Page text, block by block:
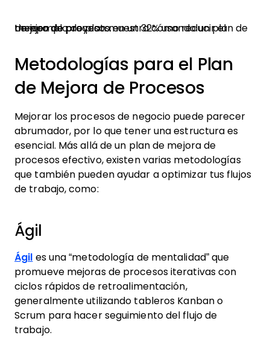
Un ejemplo de plan muestra cómo reducir el tiempo de proyecto en un 32% usando un plan de mejora de procesos.
Metodologías para el Plan
de Mejora de Procesos
Mejorar los procesos de negocio puede parecer
abrumador, por lo que tener una estructura es
esencial. Más allá de un plan de mejora de
procesos efectivo, existen varias metodologías
que también pueden ayudar a optimizar tus flujos
de trabajo, como:
Ágil
Ágil es una “metodología de mentalidad” que
promueve mejoras de procesos iterativas con
ciclos rápidos de retroalimentación,
generalmente utilizando tableros Kanban o
Scrum para hacer seguimiento del flujo de
trabajo.